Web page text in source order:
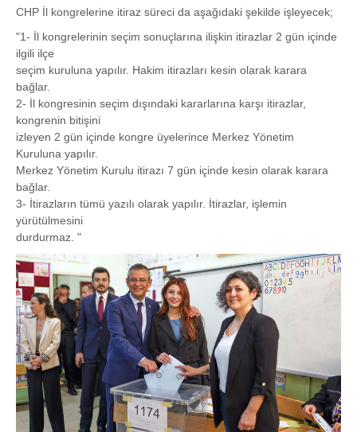
CHP İl kongrelerine itiraz süreci da aşağıdaki şekilde işleyecek;
"1- İl kongrelerinin seçim sonuçlarına ilişkin itirazlar 2 gün içinde
ilgili ilçe
seçim kuruluna yapılır. Hakim itirazları kesin olarak karara
bağlar.
2- İl kongresinin seçim dışındaki kararlarına karşı itirazlar,
kongrenin bitişini
izleyen 2 gün içinde kongre üyelerince Merkez Yönetim
Kuruluna yapılır.
Merkez Yönetim Kurulu itirazı 7 gün içinde kesin olarak karara
bağlar.
3- İtirazların tümü yazılı olarak yapılır. İtirazlar, işlemin
yürütülmesini
durdurmaz. "